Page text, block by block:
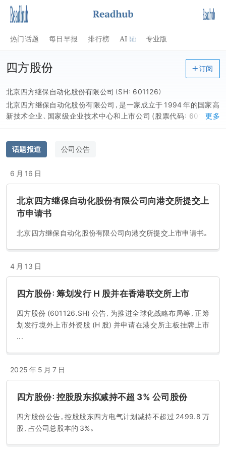
热门话题 每日早报 排行榜 AI 专业版
四方股份
北京四方继保自动化股份有限公司（SH：601126）
北京四方继保自动化股份有限公司，是一家成立于 1994 年的国家高
新技术企业、国家级企业技术中心和上市公司 (股票代码：601126),
其创始人是中国工程院首批院士杨奇逊教授 ——「中国的微机继电
及工业自动化行业的领军企业，始终以「成为全球知名品牌的高科
宏观愿景。自成立以来，四方股份秉承「技术 *,永远创新」的企业宗
旨，专注于智能发电、智能输配电、智能交通、智慧船舶、智慧岛屿等
产品包括电站自动化系统、继电保护、船舶电气综合自动化系统、调
度自动化系统、发电厂自动控制系统、电力安全稳定控制系统、微电
(含船舶)、集控监管系统、能源管理系统、轨道交通自动化系统、工业
控制系统等。天道酬勤，多年来四方股份在发展过程中不断取得优异
业」、「国家创新型企业」、「全国质量工作先进单位」、「国家规划布局
改革委员会、科技部、财政部、海关总署、国家税务总局五部委联合认
KEMA 金牌认证，产品已经成功进入欧洲、亚洲、美洲及非洲市场。在
项目建设和经贸合作中，四方股份重视与客户及合作方的沟通交流，
尊重各方需求和国际惯例，倡导双赢，着力打造优势资源平台，在国
为驱动力，力争成为世界级的电气自动化、工业自动化及新能源应用
领域的优秀服务者。为中国电气智能化的发展、民族的强大，奉献力
量！
更多
订阅
话题报道 公司公告
6 月 16 日
北京四方继保自动化股份有限公司向港交所提交上
市申请书
北京四方继保自动化股份有限公司向港交所提交上市申请书。
4 月 13 日
四方股份：筹划发行 H 股并在香港联交所上市
四方股份 (601126.SH) 公告，为推进全球化战略布局等，正筹
划发行境外上市外资股 (H 股) 并申请在港交所主板挂牌上市
...
2025 年 5 月 7 日
四方股份：控股股东拟减持不超 3% 公司股份
四方股份公告，控股股东四方电气计划减持不超过 2499.8 万
股，占公司总股本的 3%。